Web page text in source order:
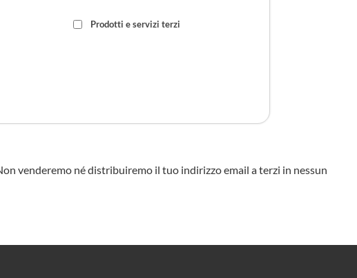
Prodotti e servizi terzi
venderemo né distribuiremo il tuo indirizzo email a terzi in nessun